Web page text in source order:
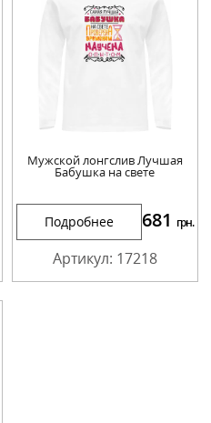
Мужской лонгслив Лучшая
Бабушка на свете
Подробнее 681 грн.
Артикул: 17218